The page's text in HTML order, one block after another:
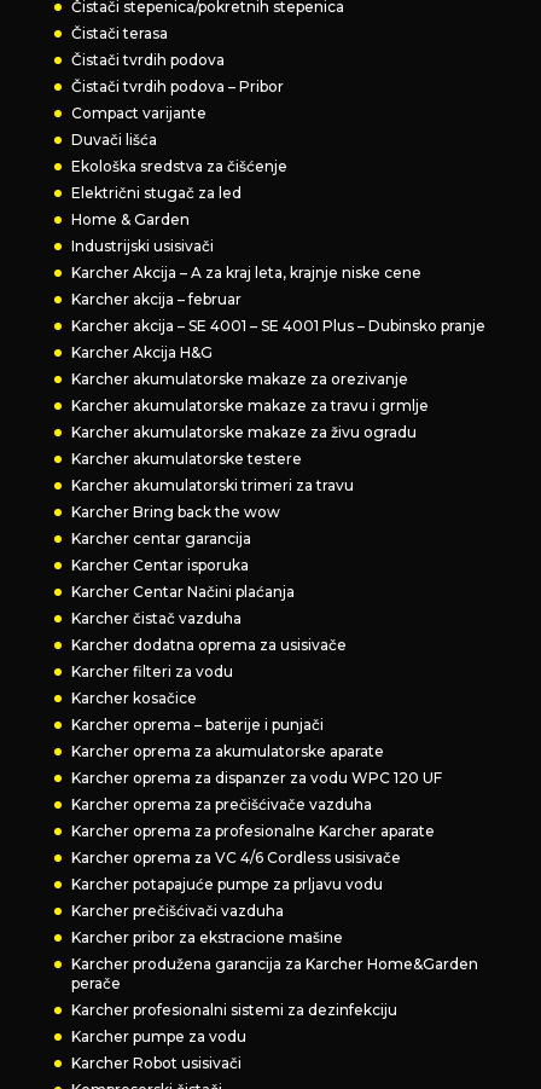
Čistači stepenica/pokretnih stepenica
Čistači terasa
Čistači tvrdih podova
Čistači tvrdih podova – Pribor
Compact varijante
Duvači lišća
Ekološka sredstva za čišćenje
Električni stugač za led
Home & Garden
Industrijski usisivači
Karcher Akcija – A za kraj leta, krajnje niske cene
Karcher akcija – februar
Karcher akcija – SE 4001 – SE 4001 Plus – Dubinsko pranje
Karcher Akcija H&G
Karcher akumulatorske makaze za orezivanje
Karcher akumulatorske makaze za travu i grmlje
Karcher akumulatorske makaze za živu ogradu
Karcher akumulatorske testere
Karcher akumulatorski trimeri za travu
Karcher Bring back the wow
Karcher centar garancija
Karcher Centar isporuka
Karcher Centar Načini plaćanja
Karcher čistač vazduha
Karcher dodatna oprema za usisivače
Karcher filteri za vodu
Karcher kosačice
Karcher oprema – baterije i punjači
Karcher oprema za akumulatorske aparate
Karcher oprema za dispanzer za vodu WPC 120 UF
Karcher oprema za prečišćivače vazduha
Karcher oprema za profesionalne Karcher aparate
Karcher oprema za VC 4/6 Cordless usisivače
Karcher potapajuće pumpe za prljavu vodu
Karcher prečišćivači vazduha
Karcher pribor za ekstracione mašine
Karcher produžena garancija za Karcher Home&Garden
perače
Karcher profesionalni sistemi za dezinfekciju
Karcher pumpe za vodu
Karcher Robot usisivači